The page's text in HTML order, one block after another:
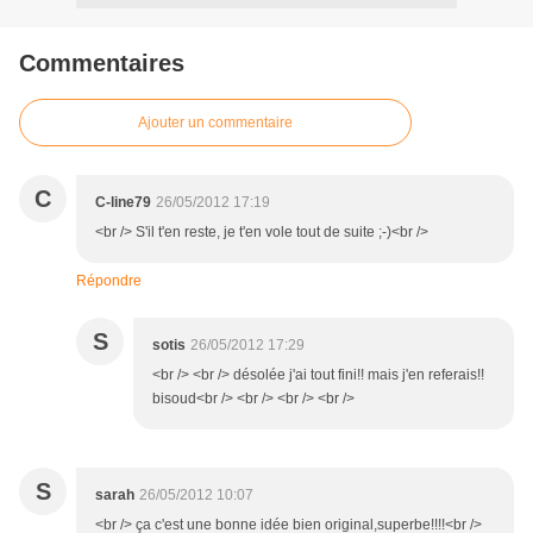
Commentaires
Ajouter un commentaire
C C-line79 26/05/2012 17:19
<br /> S'il t'en reste, je t'en vole tout de suite ;-)<br />
Répondre
S sotis 26/05/2012 17:29
<br /> <br /> désolée j'ai tout fini!! mais j'en referais!!
bisoud<br /> <br /> <br /> <br />
S sarah 26/05/2012 10:07
<br /> ça c'est une bonne idée bien original,superbe!!!!<br />